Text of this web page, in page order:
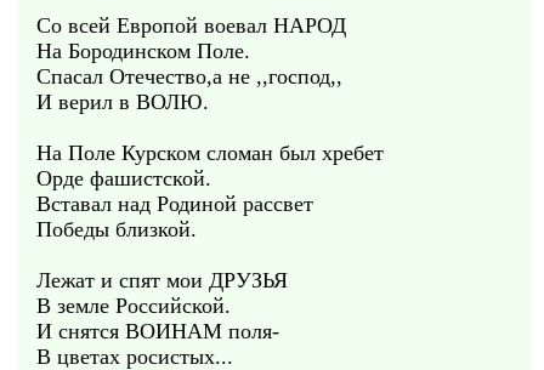
Со всей Европой воевал НАРОД
На Бородинском Поле.
Спасал Отечество,а не ,,господ,,
И верил в ВОЛЮ.
На Поле Курском сломан был хребет
Орде фашистской.
Вставал над Родиной рассвет
Победы близкой.
Лежат и спят мои ДРУЗЬЯ
В земле Российской.
И снятся ВОИНАМ поля-
В цветах росистых...